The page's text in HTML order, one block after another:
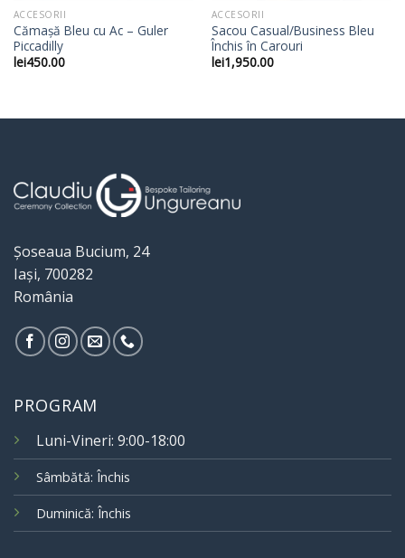
ACCESORII
Cămașă Bleu cu Ac – Guler
Piccadilly
lei450.00
ACCESORII
Sacou Casual/Business Bleu
Închis în Carouri
lei1,950.00
Șoseaua Bucium, 24
Iași, 700282
România
PROGRAM
Luni-Vineri: 9:00-18:00
Sâmbătă: Închis
Duminică: Închis